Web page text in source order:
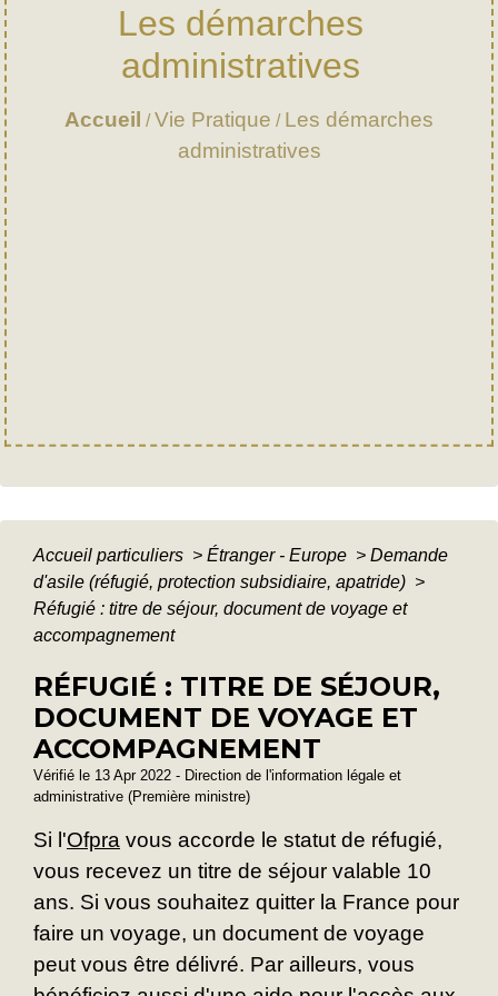
Les démarches
administratives
Accueil /Vie Pratique / Les démarches
administratives
Accueil particuliers > Étranger - Europe > Demande
d'asile (réfugié, protection subsidiaire, apatride) >
Réfugié : titre de séjour, document de voyage et
accompagnement
RÉFUGIÉ : TITRE DE SÉJOUR,
DOCUMENT DE VOYAGE ET
ACCOMPAGNEMENT
Vérifié le 13 Apr 2022 - Direction de l'information légale et
administrative (Première ministre)
Si l'Ofpra vous accorde le statut de réfugié,
vous recevez un titre de séjour valable 10
ans. Si vous souhaitez quitter la France pour
faire un voyage, un document de voyage
peut vous être délivré. Par ailleurs, vous